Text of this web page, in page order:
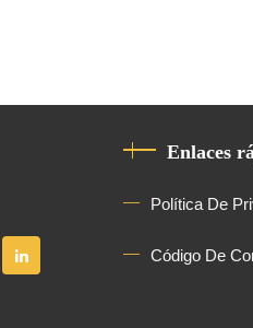
Enlaces
Política De
Código De